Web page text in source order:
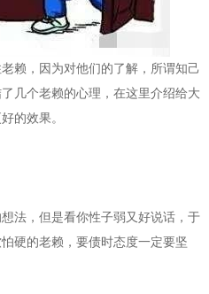
赖，因为对他们的了解，所谓知己
几个老赖的心理，在这里介绍给大
的效果。
法，但是看你性子弱又好说话，于
硬的老赖，要债时态度一定要坚